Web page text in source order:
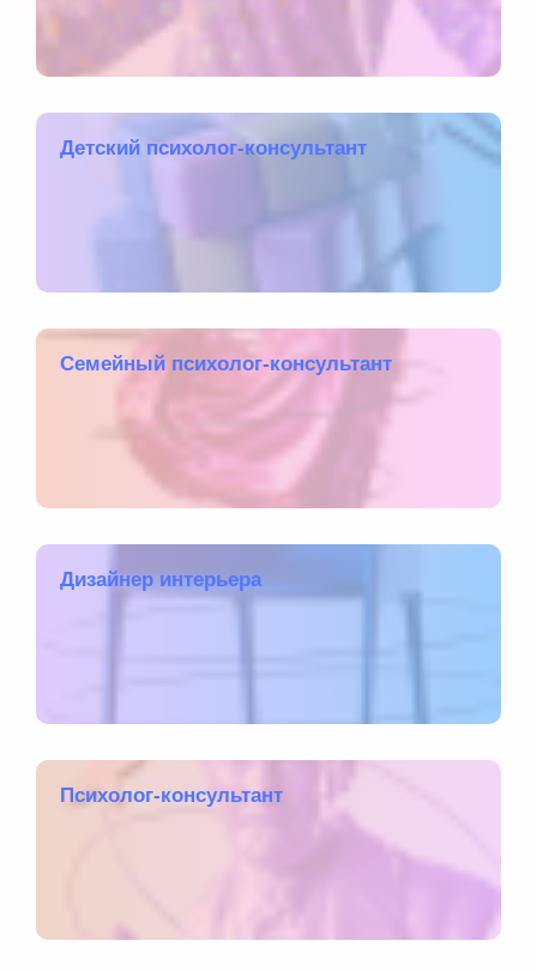
Детский психолог-консультант
Семейный психолог-консультант
Дизайнер интерьера
Психолог-консультант